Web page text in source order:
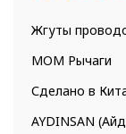
Жгуты
МОМ Рычаги
Сделано в
AYDINSAN